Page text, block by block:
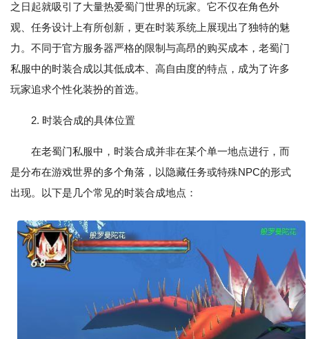
之日起就吸引了大量热爱蜀门世界的玩家。它不仅在角色外
观、任务设计上有所创新，更在时装系统上展现出了独特的魅
力。不同于官方服务器严格的限制与高昂的购买成本，老蜀门
私服中的时装合成以其低成本、高自由度的特点，成为了许多
玩家追求个性化装扮的首选。
2. 时装合成的具体位置
在老蜀门私服中，时装合成并非在某个单一地点进行，而
是分布在游戏世界的多个角落，以隐藏任务或特殊NPC的形式
出现。以下是几个常见的时装合成地点：